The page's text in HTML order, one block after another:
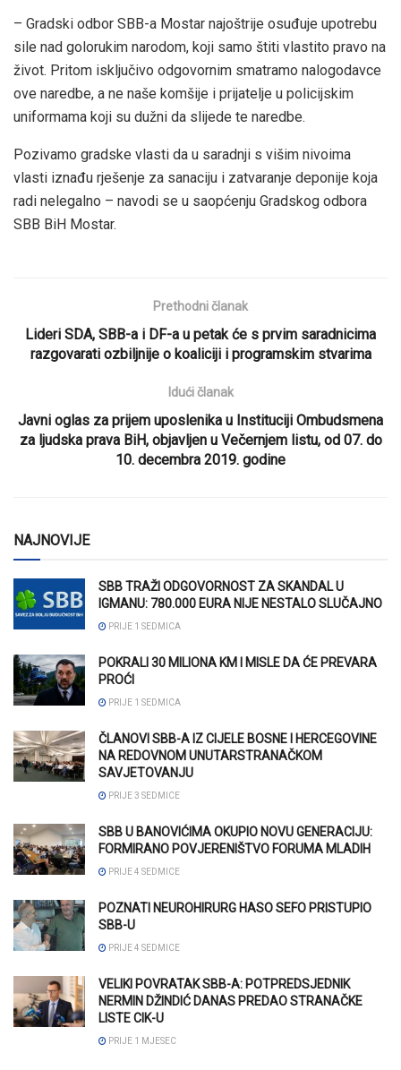
– Gradski odbor SBB-a Mostar najoštrije osuđuje upotrebu
sile nad golorukim narodom, koji samo štiti vlastito pravo na
život. Pritom isključivo odgovornim smatramo nalogodavce
ove naredbe, a ne naše komšije i prijatelje u policijskim
uniformama koji su dužni da slijede te naredbe.
Pozivamo gradske vlasti da u saradnji s višim nivoima
vlasti iznađu rješenje za sanaciju i zatvaranje deponije koja
radi nelegalno – navodi se u saopćenju Gradskog odbora
SBB BiH Mostar.
Prethodni članak
Lideri SDA, SBB-a i DF-a u petak će s prvim saradnicima
razgovarati ozbiljnije o koaliciji i programskim stvarima
Idući članak
Javni oglas za prijem uposlenika u Instituciji Ombudsmena
za ljudska prava BiH, objavljen u Večernjem listu, od 07. do
10. decembra 2019. godine
NAJNOVIJE
SBB TRAŽI ODGOVORNOST ZA SKANDAL U
IGMANU: 780.000 EURA NIJE NESTALO SLUČAJNO
PRIJE 1 SEDMICA
POKRALI 30 MILIONA KM I MISLE DA ĆE PREVARA
PROĆI
PRIJE 1 SEDMICA
ČLANOVI SBB-A IZ CIJELE BOSNE I HERCEGOVINE
NA REDOVNOM UNUTARSTRANAČKOM
SAVJETOVANJU
PRIJE 3 SEDMICE
SBB U BANOVIĆIMA OKUPIO NOVU GENERACIJU:
FORMIRANO POVJERENIŠTVO FORUMA MLADIH
PRIJE 4 SEDMICE
POZNATI NEUROHIRURG HASO SEFO PRISTUPIO
SBB-U
PRIJE 4 SEDMICE
VELIKI POVRATAK SBB-A: POTPREDSJEDNIK
NERMIN DŽINDIĆ DANAS PREDAO STRANAČKE
LISTE CIK-U
PRIJE 1 MJESEC